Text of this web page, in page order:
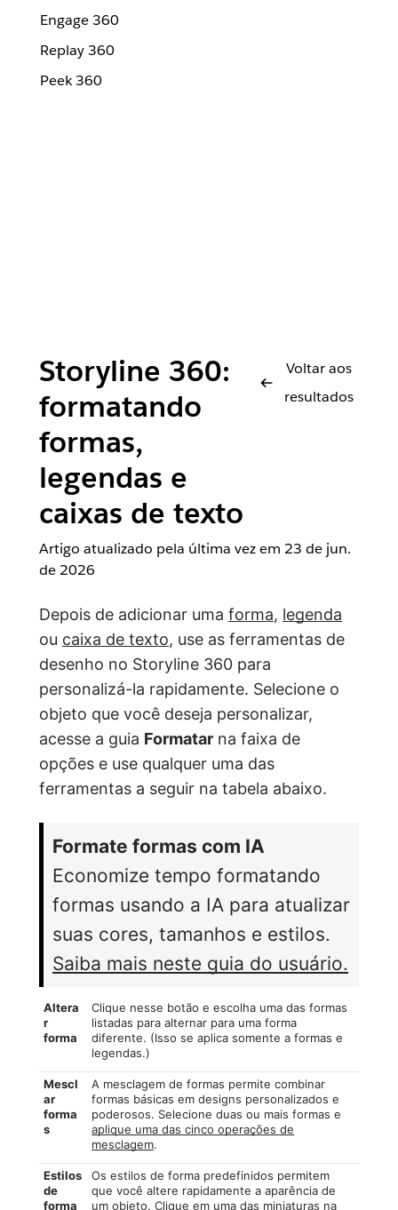
Engage 360
Replay 360
Peek 360
Storyline 360:
formatando
formas,
legendas e
caixas de texto
Voltar aos
resultados
Artigo atualizado pela última vez em 23 de jun.
de 2026
Depois de adicionar uma forma, legenda
ou caixa de texto, use as ferramentas de
desenho no Storyline 360 para
personalizá-la rapidamente. Selecione o
objeto que você deseja personalizar,
acesse a guia Formatar na faixa de
opções e use qualquer uma das
ferramentas a seguir na tabela abaixo.
Formate formas com IA
Economize tempo formatando
formas usando a IA para atualizar
suas cores, tamanhos e estilos.
Saiba mais neste guia do usuário.
Altera
r
forma
Clique nesse botão e escolha uma das formas
listadas para alternar para uma forma
diferente. (Isso se aplica somente a formas e
legendas.)
Mescl
ar
forma
s
A mesclagem de formas permite combinar
formas básicas em designs personalizados e
poderosos. Selecione duas ou mais formas e
aplique uma das cinco operações de
mesclagem.
Estilos
de
forma
Os estilos de forma predefinidos permitem
que você altere rapidamente a aparência de
um objeto. Clique em uma das miniaturas na